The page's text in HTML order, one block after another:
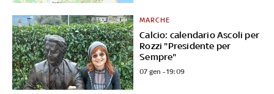
Calcio: calendario Ascoli per
Rozzi "Presidente per
Sempre"
MARCHE
07 gen - 19:09